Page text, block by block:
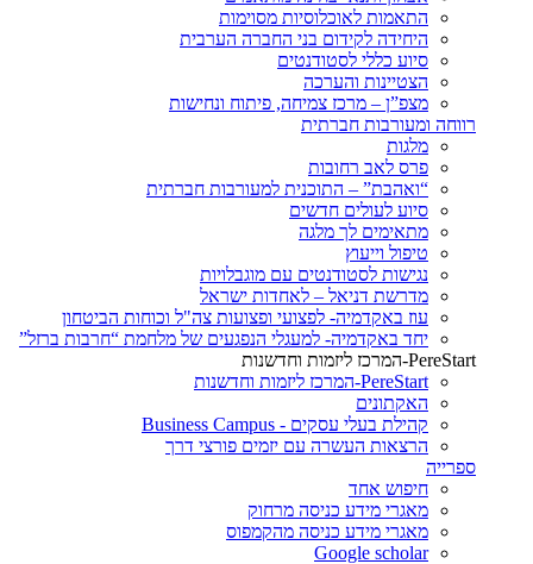
התאמות לאוכלוסיות מסוימות
היחידה לקידום בני החברה הערבית
סיוע כללי לסטודנטים
הצטיינות והערכה
מצפ”ן – מרכז צמיחה, פיתוח ונחישות
רווחה ומעורבות חברתית
מלגות
פרס לאב רחובות
“ואהבת” – התוכנית למעורבות חברתית
סיוע לעולים חדשים
מתאימים לך מלגה
טיפול וייעוץ
נגישות לסטודנטים עם מוגבלויות
מדרשת דניאל – לאחדות ישראל
עוז באקדמיה- לפצועי ופצועות צה"ל וכוחות הביטחון
יחד באקדמיה- למעגלי הנפגעים של מלחמת “חרבות ברזל”
PereStart-המרכז ליזמות וחדשנות
PereStart-המרכז ליזמות וחדשנות
האקתונים
קהילת בעלי עסקים - Business Campus
הרצאות העשרה עם יזמים פורצי דרך
ספרייה
חיפוש אחד
מאגרי מידע כניסה מרחוק
מאגרי מידע כניסה מהקמפוס
Google scholar